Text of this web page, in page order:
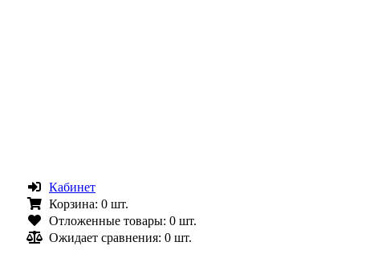
Кабинет
Корзина: 0 шт.
Отложенные товары: 0 шт.
Ожидает сравнения: 0 шт.